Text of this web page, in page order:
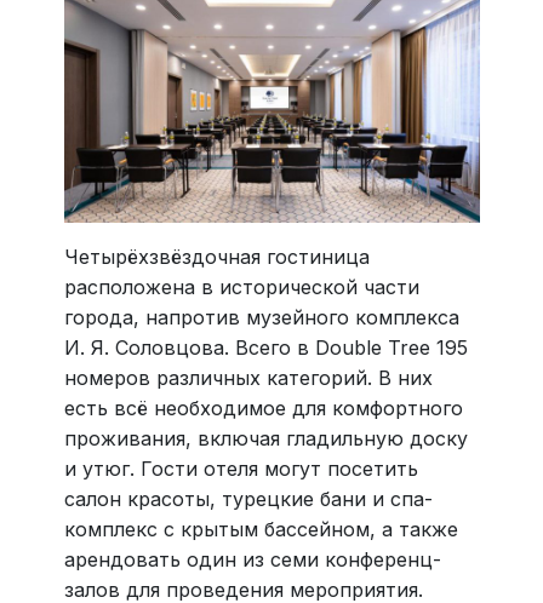
Четырёхзвёздочная гостиница
расположена в исторической части
города, напротив музейного комплекса
И. Я. Соловцова. Всего в Double Tree 195
номеров различных категорий. В них
есть всё необходимое для комфортного
проживания, включая гладильную доску
и утюг. Гости отеля могут посетить
салон красоты, турецкие бани и спа-
комплекс с крытым бассейном, а также
арендовать один из семи конференц-
залов для проведения мероприятия.